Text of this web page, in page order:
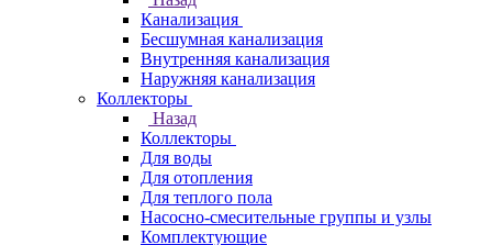
Канализация
Бесшумная канализация
Внутренняя канализация
Наружняя канализация
Коллекторы
Назад
Коллекторы
Для воды
Для отопления
Для теплого пола
Насосно-смесительные группы и узлы
Комплектующие